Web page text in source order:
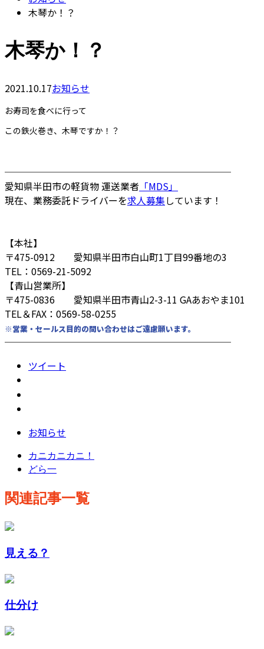
木琴か！？
木琴か！？
2021.10.17お知らせ
お寿司を食べに行って
この鉄火巻き、木琴ですか！？
────────────────────────
愛知県半田市の軽貨物 運送業者 「MDS」
現在、業務委託ドライバーを求人募集しています！
【本社】
〒475-0912 愛知県半田市白山町1丁目99番地の3
TEL：0569-21-5092
【青山営業所】
〒475-0836 愛知県半田市青山2-3-11 GAあおやま101
TEL＆FAX：0569-58-0255
※営業・セールス目的の問い合わせはご遠慮願います。
────────────────────────
ツイート
お知らせ
カニカニカニ！
どら一
関連記事一覧
見える？
仕分け